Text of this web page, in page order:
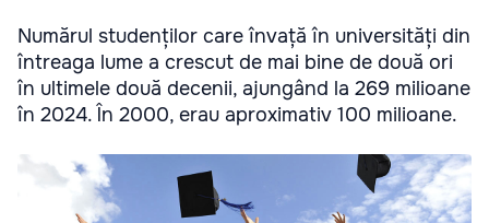
Numărul studenților care învață în universități din
întreaga lume a crescut de mai bine de două ori
în ultimele două decenii, ajungând la 269 milioane
în 2024. În 2000, erau aproximativ 100 milioane.